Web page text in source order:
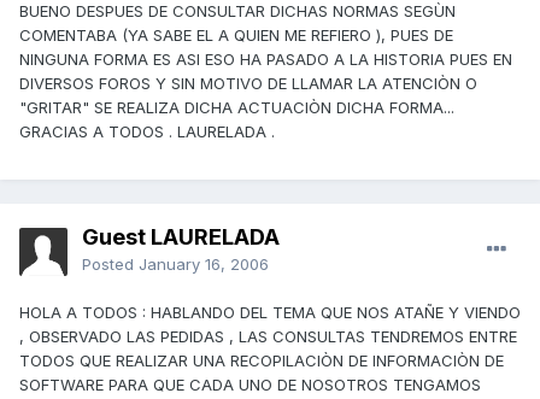
BUENO DESPUES DE CONSULTAR DICHAS NORMAS SEGÙN
COMENTABA (YA SABE EL A QUIEN ME REFIERO ), PUES DE
NINGUNA FORMA ES ASI ESO HA PASADO A LA HISTORIA PUES EN
DIVERSOS FOROS Y SIN MOTIVO DE LLAMAR LA ATENCIÒN O
"GRITAR" SE REALIZA DICHA ACTUACIÒN DICHA FORMA...
GRACIAS A TODOS . LAURELADA .
Guest LAURELADA
Posted January 16, 2006
HOLA A TODOS : HABLANDO DEL TEMA QUE NOS ATAÑE Y VIENDO
, OBSERVADO LAS PEDIDAS , LAS CONSULTAS TENDREMOS ENTRE
TODOS QUE REALIZAR UNA RECOPILACIÒN DE INFORMACIÒN DE
SOFTWARE PARA QUE CADA UNO DE NOSOTROS TENGAMOS